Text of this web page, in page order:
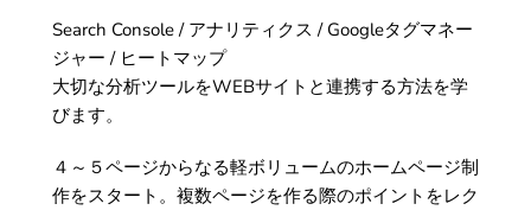
Search Console / アナリティクス / Googleタグマネー
ジャー / ヒートマップ
大切な分析ツールをWEBサイトと連携する方法を学
びます。
４～５ページからなる軽ボリュームのホームページ制
作をスタート。複数ページを作る際のポイントをレク